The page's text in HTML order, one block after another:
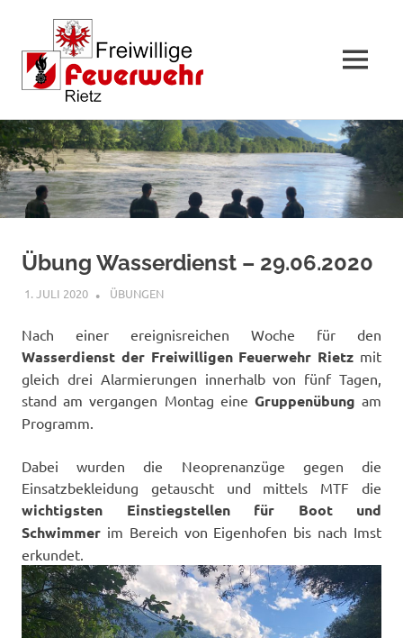
Zum
Inhalt
springen
MENÜ
Übung Wasserdienst – 29.06.2020
1. JULI 2020 FFWRIETZ
ÜBUNGEN
Nach einer ereignisreichen Woche für den
Wasserdienst der Freiwilligen Feuerwehr Rietz mit
gleich drei Alarmierungen innerhalb von fünf Tagen,
stand am vergangen Montag eine Gruppenübung am
Programm.
Dabei wurden die Neoprenanzüge gegen die
Einsatzbekleidung getauscht und mittels MTF die
wichtigsten Einstiegstellen für Boot und
Schwimmer im Bereich von Eigenhofen bis nach Imst
erkundet.